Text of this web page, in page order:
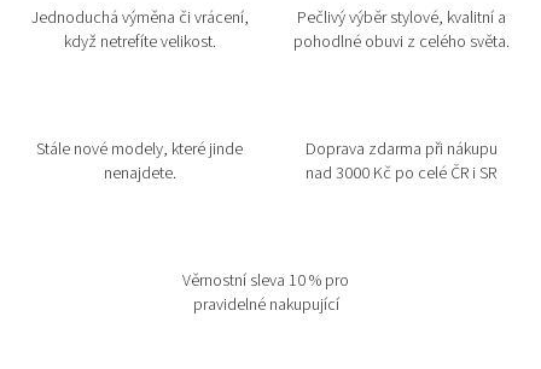
Jednoduchá výměna či vrácení,
když netrefíte velikost.
Pečlivý výběr stylové, kvalitní a
pohodlné obuvi z celého světa.
Stále nové modely, které jinde
nenajdete.
Doprava zdarma při nákupu
nad 3000 Kč po celé ČR i SR
Věrnostní sleva 10 % pro
pravidelné nakupující